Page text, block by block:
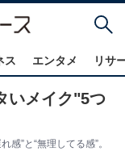
ス エンタメ リサ
いメイク"5つ
感”と“無理してる感”。